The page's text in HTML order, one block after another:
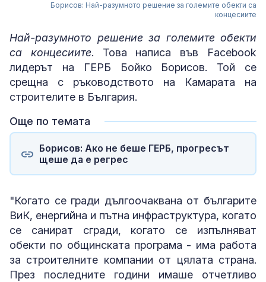
Борисов: Най-разумното решение за големите обекти са
концесиите
Най-разумното решение за големите обекти
са концесиите. Това написа във Facebook
лидерът на ГЕРБ Бойко Борисов. Той се
срещна с ръководството на Камарата на
строителите в България.
Още по темата
Борисов: Ако не беше ГЕРБ, прогресът
щеше да е регрес
"Когато се гради дългоочаквана от българите
ВиК, енергийна и пътна инфраструктура, когато
се санират сгради, когато се изпълняват
обекти по общинската програма - има работа
за строителните компании от цялата страна.
През последните години имаше отчетливо